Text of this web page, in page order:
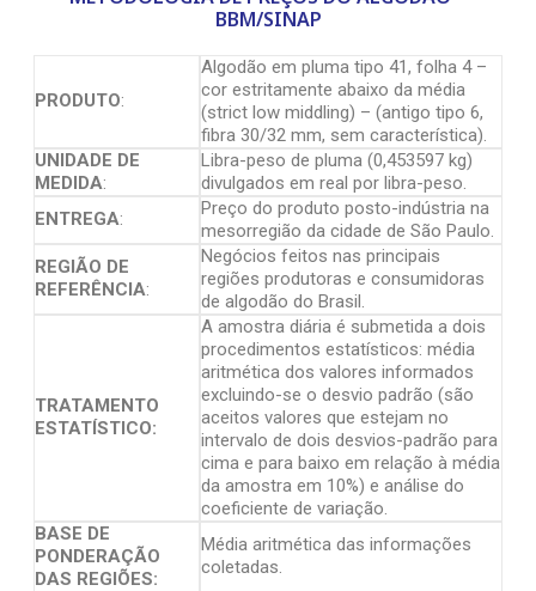
BBM/SINAP
PRODUTO:
Algodão em pluma tipo 41, folha 4 –
cor estritamente abaixo da média
(strict low middling) – (antigo tipo 6,
fibra 30/32 mm, sem característica).
UNIDADE DE
MEDIDA:
Libra-peso de pluma (0,453597 kg)
divulgados em real por libra-peso.
ENTREGA:
Preço do produto posto-indústria na
mesorregião da cidade de São Paulo.
REGIÃO DE
REFERÊNCIA:
Negócios feitos nas principais
regiões produtoras e consumidoras
de algodão do Brasil.
TRATAMENTO
ESTATÍSTICO:
A amostra diária é submetida a dois
procedimentos estatísticos: média
aritmética dos valores informados
excluindo-se o desvio padrão (são
aceitos valores que estejam no
intervalo de dois desvios-padrão para
cima e para baixo em relação à média
da amostra em 10%) e análise do
coeficiente de variação.
BASE DE
PONDERAÇÃO
DAS REGIÕES:
Média aritmética das informações
coletadas.